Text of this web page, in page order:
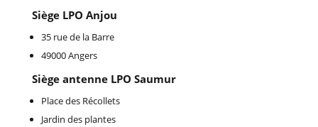
Siège LPO Anjou
35 rue de la Barre
49000 Angers
Siège antenne LPO Saumur
Place des Récollets
Jardin des plantes